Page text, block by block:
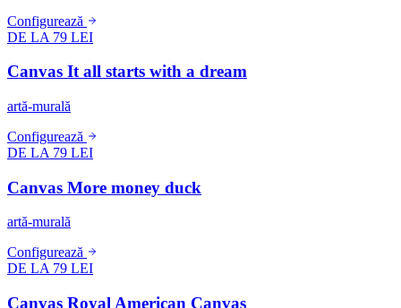
Configurează
DE LA 79 LEI
Canvas It all starts with a dream
artă-murală
Configurează
DE LA 79 LEI
Canvas More money duck
artă-murală
Configurează
DE LA 79 LEI
Canvas Royal American Canvas